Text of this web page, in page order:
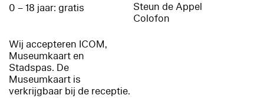
0 – 18 jaar: gratis
Wij accepteren ICOM,
Museumkaart en
Stadspas. De
Museumkaart is
verkrijgbaar bij de receptie.
Steun de Appel
Colofon